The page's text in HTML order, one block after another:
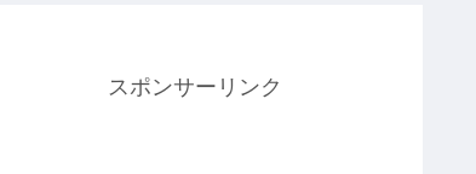
スポンサーリンク